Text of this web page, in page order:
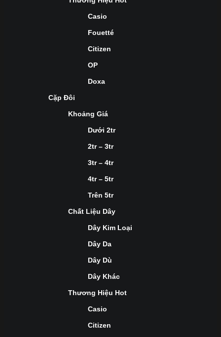
Casio
Fouetté
Citizen
OP
Doxa
Cặp Đôi
Khoảng Giá
Dưới 2tr
2tr – 3tr
3tr – 4tr
4tr – 5tr
Trên 5tr
Chất Liệu Dây
Dây Kim Loại
Dây Da
Dây Dù
Dây Khác
Thương Hiệu Hot
Casio
Citizen